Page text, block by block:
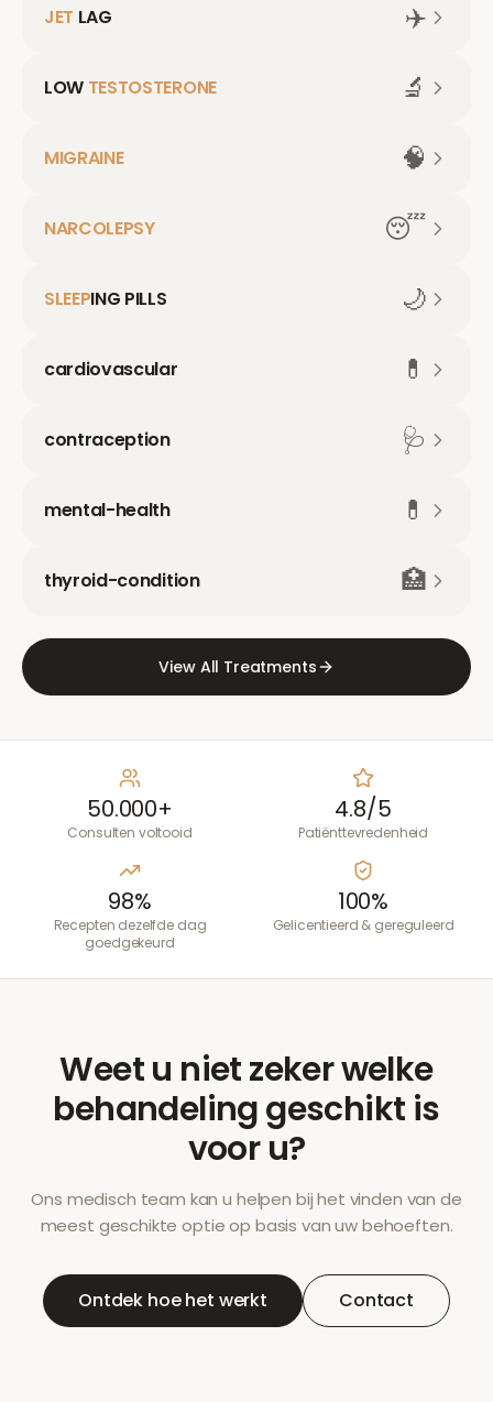
JET LAG ✈️
LOW TESTOSTERONE 🔬
MIGRAINE 🧠
NARCOLEPSY 😴
SLEEPING PILLS 🌙
cardiovascular 💊
contraception 🩺
mental-health 💊
thyroid-condition 🏥
View All Treatments
50.000+
Consulten voltooid
4.8/5
Patiënttevredenheid
98%
Recepten dezelfde dag
goedgekeurd
100%
Gelicentieerd & gereguleerd
Weet u niet zeker welke
behandeling geschikt is
voor u?
Ons medisch team kan u helpen bij het vinden van de
meest geschikte optie op basis van uw behoeften.
Ontdek hoe het werkt Contact